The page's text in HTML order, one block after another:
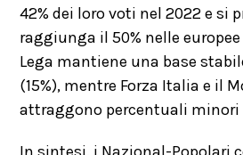
42% dei loro voti nel 2022 e si
raggiunga il 50% nelle
Lega mantiene una base
(15%), mentre Forza Italia e il
attraggono percentuali minori